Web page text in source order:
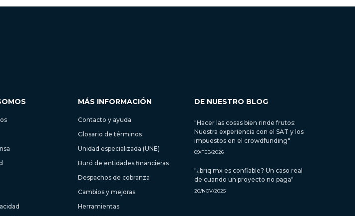
MÁS INFORMACIÓN
Contacto y ayuda
Glosario de términos
Unidad especializada (UNE)
Buró de entidades financieras
Despachos de cobranza
Cambios y mejoras
Herramientas
DE NUESTRO BLOG
"Hacer las cosas bien rinde frutos:
Nuestra experiencia con el SAT y los
impuestos en el crowdfunding"
09/FEB/2026
"¿briq.mx es confiable? Un caso real
de cuando un proyecto no paga"
20/NOV/2025